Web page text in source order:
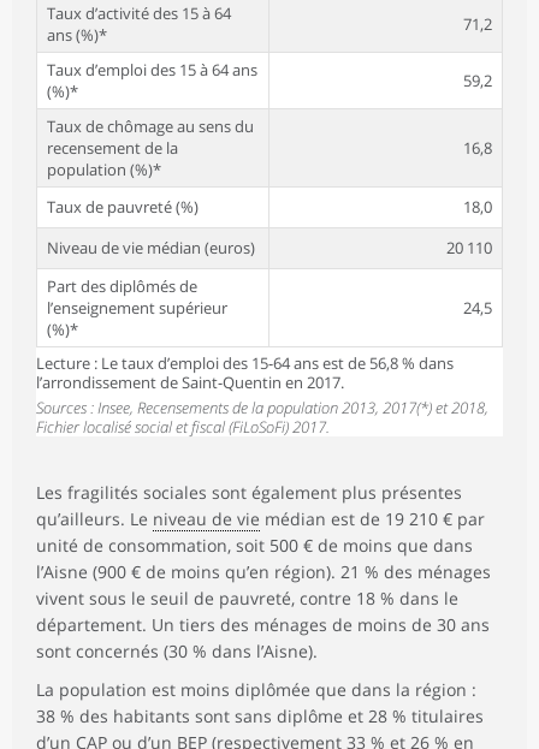
Taux d’activité des 15 à 64
ans (%)*
71,2
Taux d’emploi des 15 à 64 ans
(%)*
59,2
Taux de chômage au sens du
recensement de la
population (%)*
16,8
Taux de pauvreté (%)
18,0
Niveau de vie médian (euros)
20 110
Part des diplômés de
l’enseignement supérieur
(%)*
24,5
Lecture : Le taux d’emploi des 15-64 ans est de 56,8 % dans
l’arrondissement de Saint-Quentin en 2017.
Sources : Insee, Recensements de la population 2013, 2017(*) et 2018,
Fichier localisé social et fiscal (FiLoSoFi) 2017.
Les fragilités sociales sont également plus présentes
qu’ailleurs. Le niveau de vie médian est de 19 210 € par
unité de consommation, soit 500 € de moins que dans
l’Aisne (900 € de moins qu’en région). 21 % des ménages
vivent sous le seuil de pauvreté, contre 18 % dans le
département. Un tiers des ménages de moins de 30 ans
sont concernés (30 % dans l’Aisne).
La population est moins diplômée que dans la région :
38 % des habitants sont sans diplôme et 28 % titulaires
d’un CAP ou d’un BEP (respectivement 33 % et 26 % en